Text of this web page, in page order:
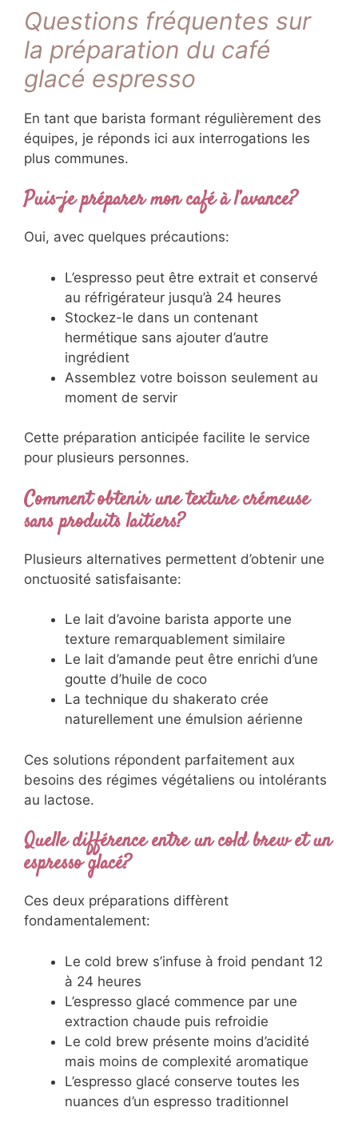
Questions fréquentes sur
la préparation du café
glacé espresso
En tant que barista formant régulièrement des
équipes, je réponds ici aux interrogations les
plus communes.
Puis-je préparer mon café à l’avance?
Oui, avec quelques précautions:
L’espresso peut être extrait et conservé
au réfrigérateur jusqu’à 24 heures
Stockez-le dans un contenant
hermétique sans ajouter d’autre
ingrédient
Assemblez votre boisson seulement au
moment de servir
Cette préparation anticipée facilite le service
pour plusieurs personnes.
Comment obtenir une texture crémeuse
sans produits laitiers?
Plusieurs alternatives permettent d’obtenir une
onctuosité satisfaisante:
Le lait d’avoine barista apporte une
texture remarquablement similaire
Le lait d’amande peut être enrichi d’une
goutte d’huile de coco
La technique du shakerato crée
naturellement une émulsion aérienne
Ces solutions répondent parfaitement aux
besoins des régimes végétaliens ou intolérants
au lactose.
Quelle différence entre un cold brew et un
espresso glacé?
Ces deux préparations diffèrent
fondamentalement:
Le cold brew s’infuse à froid pendant 12
à 24 heures
L’espresso glacé commence par une
extraction chaude puis refroidie
Le cold brew présente moins d’acidité
mais moins de complexité aromatique
L’espresso glacé conserve toutes les
nuances d’un espresso traditionnel